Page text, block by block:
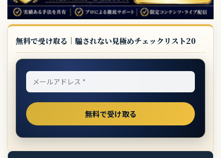
無料で受け取る｜騙されない見極めチェックリスト20